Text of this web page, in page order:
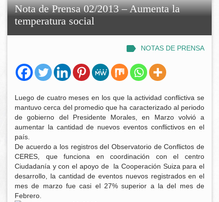
Nota de Prensa 02/2013 – Aumenta la
temperatura social
NOTAS DE PRENSA
Luego de cuatro meses en los que la actividad conflictiva se
mantuvo cerca del promedio que ha caracterizado al periodo
de gobierno del Presidente Morales, en Marzo volvió a
aumentar la cantidad de nuevos eventos conflictivos en el
país.
De acuerdo a los registros del Observatorio de Conflictos de
CERES, que funciona en coordinación con el centro
Ciudadanía y con el apoyo de la Cooperación Suiza para el
desarrollo, la cantidad de eventos nuevos registrados en el
mes de marzo fue casi el 27% superior a la del mes de
Febrero.